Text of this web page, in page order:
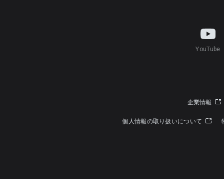
YouTube
企業情報
個人情報の取り扱いについて